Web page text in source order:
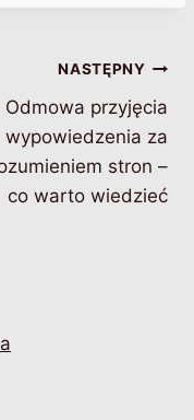
NASTĘPNY
Odmowa przyjęcia
wypowiedzenia za
stron –
co warto wiedzieć